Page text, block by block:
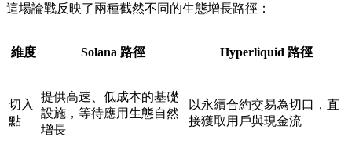
這場論戰反映了兩種截然不同的生態增長路徑：
維度 Solana 路徑 Hyperliquid 路徑
切入
點
提供高速、低成本的基礎
設施，等待應用生態自然
增長
以永續合約交易為切口，直
接獲取用戶與現金流